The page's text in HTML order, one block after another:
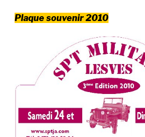
Plaque souvenir 2010